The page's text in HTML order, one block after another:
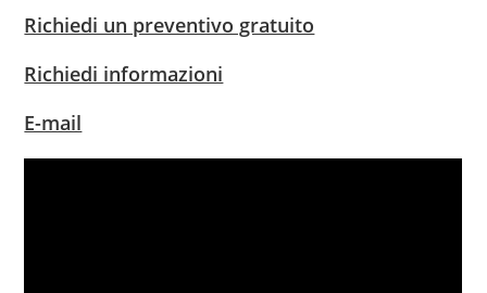
Richiedi un preventivo gratuito
Richiedi informazioni
E-mail